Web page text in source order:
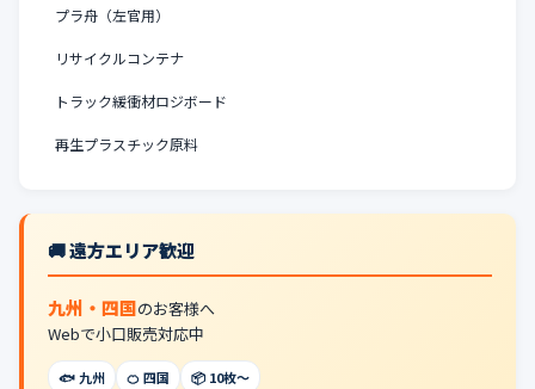
プラ舟（左官用）
リサイクルコンテナ
トラック緩衝材ロジボード
再生プラスチック原料
🚚 遠方エリア歓迎
九州・四国のお客様へ
Webで小口販売対応中
🐟 九州 🍊 四国 📦 10枚〜